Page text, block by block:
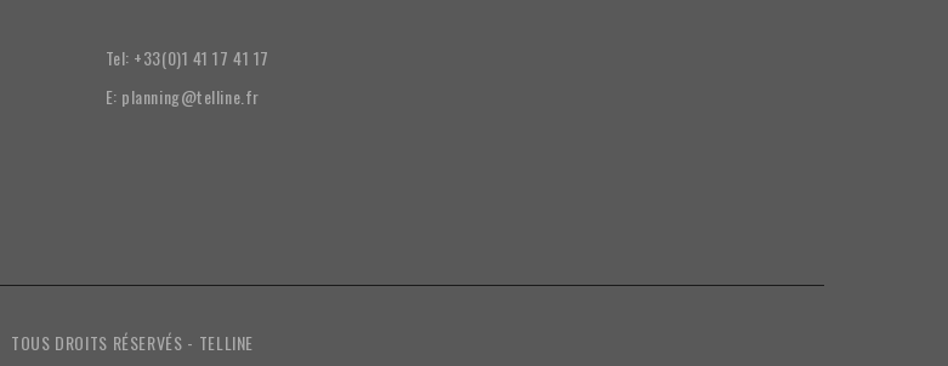
Tel: +33(0)1 41 17 41 17
E: planning@telline.fr
TOUS DROITS RÉSERVÉS - TELLINE